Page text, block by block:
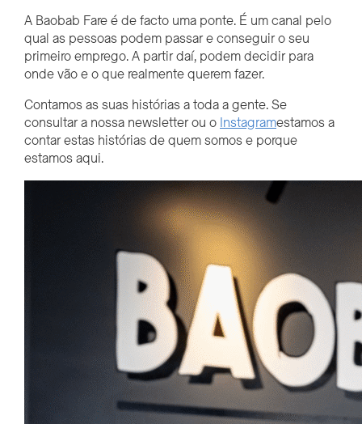
A Baobab Fare é de facto uma ponte. É um canal pelo
qual as pessoas podem passar e conseguir o seu
primeiro emprego. A partir daí, podem decidir para
onde vão e o que realmente querem fazer.
Contamos as suas histórias a toda a gente. Se
consultar a nossa newsletter ou o Instagramestamos a
contar estas histórias de quem somos e porque
estamos aqui.